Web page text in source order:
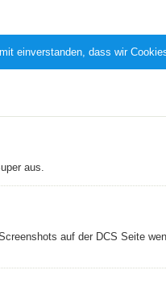
einverstanden, dass wir
aus.
auf der DCS Seite